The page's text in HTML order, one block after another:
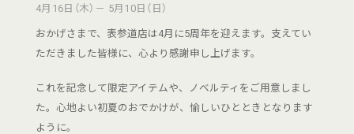
4月16日（木）－ 5月10日（日）
おかげさまで、表参道店は4月に5周年を迎えます。支えてい
ただきました皆様に、心より感謝申し上げます。
これを記念して限定アイテムや、ノベルティをご用意しまし
た。心地よい初夏のおでかけが、愉しいひとときとなります
ように。